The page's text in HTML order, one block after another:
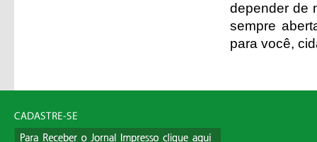
depender de
sempre
para você,